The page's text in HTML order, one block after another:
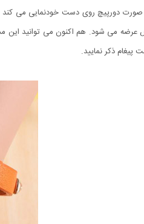
تعویض عرضه می شود. هم اکنون می
ذکر نمایید.